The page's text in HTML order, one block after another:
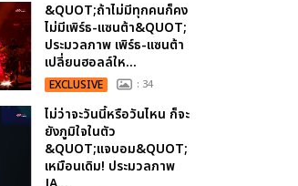
&QUOT;ถ้าไม่มีทุกคนก็คง
ไม่มีเพิร์ธ-แซนต้า&QUOT;
ประมวลภาพ เพิร์ธ-แซนต้า
เปลี่ยนฮอลล์ให...
EXCLUSIVE : 34
ไม่ว่าจะวันนี้หรือวันไหน ก็จะ
ยังภูมิใจในตัว
&QUOT;แจบอม&QUOT;
เหมือนเดิม! ประมวลภาพ